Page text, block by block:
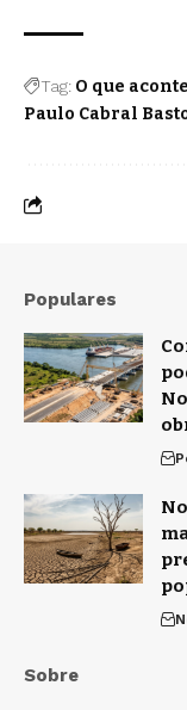
Tag: O que
Paulo Cabral
Populares
Sobre